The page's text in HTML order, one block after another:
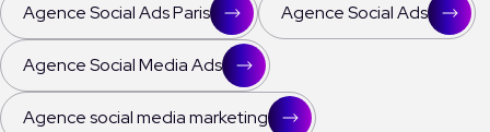
Agence Social Ads Paris Agence Social Ads
Agence Social Media Ads
Agence social media marketing